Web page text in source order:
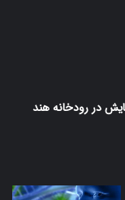
در رودخانه هند